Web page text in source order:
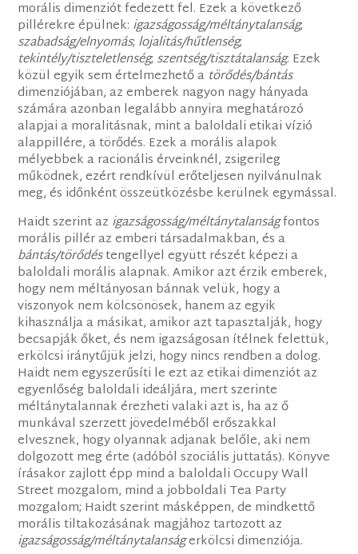
morális dimenziót fedezett fel. Ezek a következő
pillérekre épülnek: igazságosság/méltánytalanság;
szabadság/elnyomás; lojalitás/hűtlenség;
tekintély/tiszteletlenség; szentség/tisztátalanság. Ezek
közül egyik sem értelmezhető a törődés/bántás
dimenziójában, az emberek nagyon nagy hányada
számára azonban legalább annyira meghatározó
alapjai a moralitásnak, mint a baloldali etikai vízió
alappillére, a törődés. Ezek a morális alapok
mélyebbek a racionális érveinknél, zsigerileg
működnek, ezért rendkívül erőteljesen nyilvánulnak
meg, és időnként összeütközésbe kerülnek egymással.
Haidt szerint az igazságosság/méltánytalanságfontos
morális pillér az emberi társadalmakban, és a
bántás/törődéstengellyel együtt részét képezi a
baloldali morális alapnak. Amikor azt érzik emberek,
hogy nem méltányosan bánnak velük, hogy a
viszonyok nem kölcsönösek, hanem az egyik
kihasználja a másikat, amikor azt tapasztalják, hogy
becsapják őket, és nem igazságosan ítélnek felettük,
erkölcsi iránytűjük jelzi, hogy nincs rendben a dolog.
Haidt nem egyszerűsíti le ezt az etikai dimenziót az
egyenlőség baloldali ideáljára, mert szerinte
méltánytalannak érezheti valaki azt is, ha az ő
munkával szerzett jövedelméből erőszakkal
elvesznek, hogy olyannak adjanak belőle, aki nem
dolgozott meg érte (adóból szociális juttatás). Könyve
írásakor zajlott épp mind a baloldali Occupy Wall
Street mozgalom, mind a jobboldali Tea Party
mozgalom; Haidt szerint másképpen, de mindkettő
morális tiltakozásának magjához tartozott az
igazságosság/méltánytalanságerkölcsi dimenziója.